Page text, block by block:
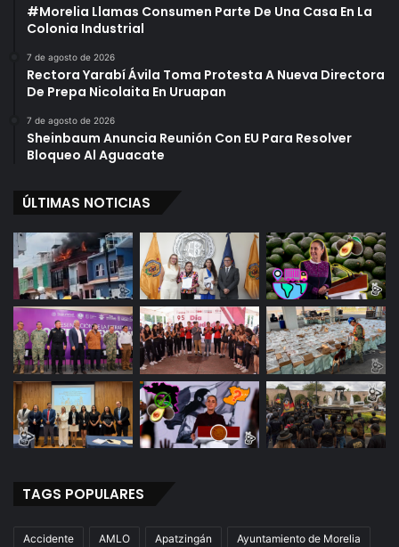
#Morelia Llamas Consumen Parte De Una Casa En La
Colonia Industrial
7 de agosto de 2026
Rectora Yarabí Ávila Toma Protesta A Nueva Directora
De Prepa Nicolaita En Uruapan
7 de agosto de 2026
Sheinbaum Anuncia Reunión Con EU Para Resolver
Bloqueo Al Aguacate
ÚLTIMAS NOTICIAS
TAGS POPULARES
Accidente AMLO Apatzingán Ayuntamiento de Morelia